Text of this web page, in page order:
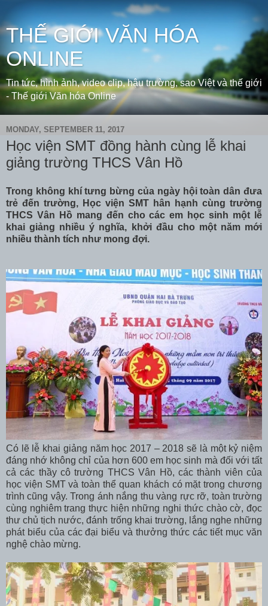
THẾ GIỚI VĂN HÓA
ONLINE
Tin tức, hình ảnh, video clip, hậu trường, sao Việt và thế giới
- Thế giới Văn hóa Online
MONDAY, SEPTEMBER 11, 2017
Học viện SMT đồng hành cùng lễ khai
giảng trường THCS Vân Hồ
Trong không khí tưng bừng của ngày hội toàn dân đưa
trẻ đến trường, Học viện SMT hân hạnh cùng trường
THCS Vân Hồ mang đến cho các em học sinh một lễ
khai giảng nhiều ý nghĩa, khởi đầu cho một năm mới
nhiều thành tích như mong đợi.
Có lẽ lễ khai giảng năm học 2017 – 2018 sẽ là một kỷ niệm
đáng nhớ không chỉ của hơn 600 em học sinh mà đối với tất
cả các thầy cô trường THCS Vân Hồ, các thành viên của
học viện SMT và toàn thể quan khách có mặt trong chương
trình cũng vậy. Trong ánh nắng thu vàng rực rỡ, toàn trường
cùng nghiêm trang thực hiện những nghi thức chào cờ, đọc
thư chủ tịch nước, đánh trống khai trường, lắng nghe những
phát biểu của các đại biểu và thưởng thức các tiết mục văn
nghệ chào mừng.